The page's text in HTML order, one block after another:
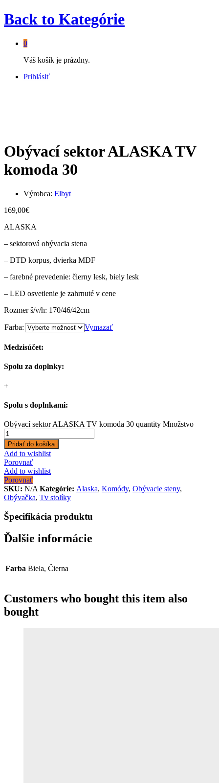
Back to Kategórie
0
Váš košík je prázdny.
Prihlásiť
Obývací sektor ALASKA TV
komoda 30
Výrobca: Elbyt
169,00€
ALASKA
– sektorová obývacia stena
– DTD korpus, dvierka MDF
– farebné prevedenie: čierny lesk, biely lesk
– LED osvetlenie je zahrnuté v cene
Rozmer š/v/h: 170/46/42cm
Farba: Vymazať
Medzisúčet:
Spolu za doplnky:
+
Spolu s doplnkami:
Obývací sektor ALASKA TV komoda 30 quantity Množstvo
Pridať do košíka
Add to wishlist
Porovnať
Add to wishlist
Porovnať
SKU: N/A Kategórie: Alaska, Komódy, Obývacie steny,
Obývačka, Tv stolíky
Špecifikácia produktu
Ďalšie informácie
Farba Biela, Čierna
Customers who bought this item also
bought